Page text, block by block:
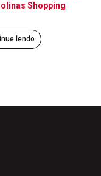
Shopping
lendo